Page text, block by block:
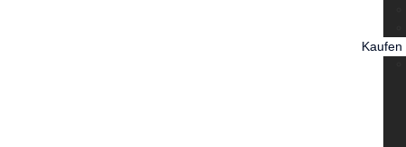
Kaufen